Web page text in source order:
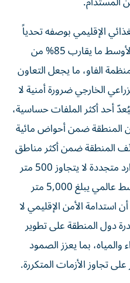
الإقليمي بوصفه تحدياً
مشتركاً، إذ تستورد دول الشرق الأوسط ما يقارب 85% من
الفاو، ما يجعل التعاون
الخارجي ضرورة أمنية لا
أحد أكثر الملفات حساسية،
من سكان المنطقة ضمن أحواض مائية
المنطقة ضمن أكثر مناطق
العالم ندرة للمياه مع متوسط موارد متجددة لا يتجاوز 500 متر
مكعب للفرد سنوياً مقارنة بمتوسط عالمي يبلغ 5,000 متر
الأمن الإقليمي لا
دول المنطقة على تطوير
بما يعزز الصمود
تجاوز الأزمات المتكررة.